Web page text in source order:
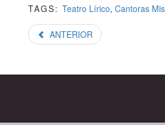
TAGS: Teatro Lírico, Cantoras
ANTERIOR